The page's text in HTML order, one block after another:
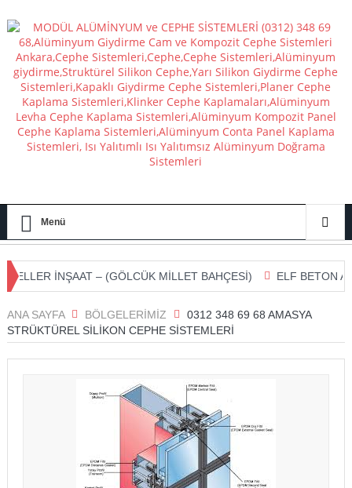
Menü
İNŞAAT – (GÖLCÜK MİLLET BAHÇESİ) ELF BETON A.Ş –
ANA SAYFA BÖLGELERIMIZ
0312 348 69 68 AMASYA
STRÜKTÜREL SILIKON CEPHE SISTEMLERI